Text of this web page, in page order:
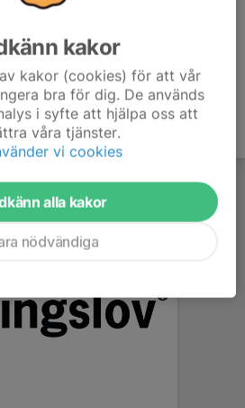
kakor
kakor (cookies) för att vår
bra för dig. De används
i syfte att hjälpa oss att
våra tjänster.
vi cookies
alla kakor
nödvändiga